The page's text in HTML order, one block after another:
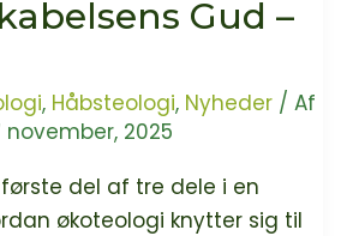
Gud –
, Håbsteologi, Nyheder / Af
november, 2025
del af tre dele i en
økoteologi knytter sig til